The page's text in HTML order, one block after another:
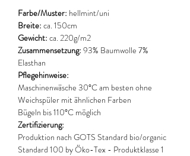
Farbe/Muster: hellmint/uni
Breite: ca. 150cm
Gewicht: ca. 220g/m2
Zusammensetzung: 93% Baumwolle 7%
Elasthan
Pflegehinweise:
Maschinenwäsche 30°C am besten ohne
Weichspüler mit ähnlichen Farben
Bügeln bis 110°C möglich
Zertifizierung:
Produktion nach GOTS Standard bio/organic
Standard 100 by Öko-Tex - Produktklasse 1